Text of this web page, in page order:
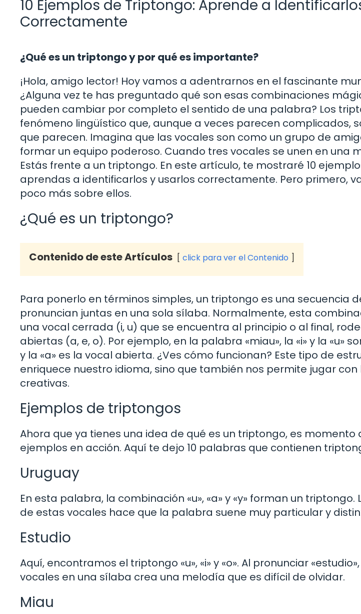
10 Ejemplos de Triptongo: Aprende a
Correctamente
¿Qué es un triptongo y por qué es importante?
¡Hola, amigo lector! Hoy vamos a adentrarnos en el fascinante
¿Alguna vez te has preguntado qué son esas combinaciones
pueden cambiar por completo el sentido de una palabra? Los
fenómeno lingüístico que, aunque a veces parecen complicados,
que parecen. Imagina que las vocales son como un grupo de
formar un equipo poderoso. Cuando tres vocales se unen en una
Estás frente a un triptongo. En este artículo, te mostraré 10
aprendas a identificarlos y usarlos correctamente. Pero primero,
poco más sobre ellos.
¿Qué es un triptongo?
Contenido de este Artículos click para ver el Contenido
Para ponerlo en términos simples, un triptongo es una secuencia
pronuncian juntas en una sola sílaba. Normalmente, esta
una vocal cerrada (i, u) que se encuentra al principio o al final,
abiertas (a, e, o). Por ejemplo, en la palabra «miau», la «i» y la «u»
y la «a» es la vocal abierta. ¿Ves cómo funcionan? Este tipo de
enriquece nuestro idioma, sino que también nos permite jugar
creativas.
Ejemplos de triptongos
Ahora que ya tienes una idea de qué es un triptongo, es momento
ejemplos en acción. Aquí te dejo 10 palabras que contienen
Uruguay
En esta palabra, la combinación «u», «a» y «y» forman un
de estas vocales hace que la palabra suene muy particular y
Estudio
Aquí, encontramos el triptongo «u», «i» y «o». Al pronunciar
vocales en una sílaba crea una melodía que es difícil de olvidar.
Miau